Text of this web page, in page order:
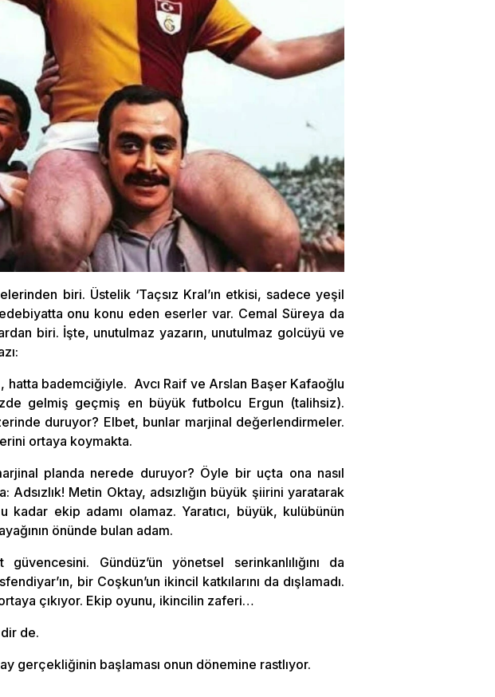
biri. Üstelik ‘Taçsız Kral’ın etkisi, sadece yeşil
onu konu eden eserler var. Cemal Süreya da
biri. İşte, unutulmaz yazarın, unutulmaz golcüyü ve
hatta bademciğiyle. Avcı Raif ve Arslan Başer Kafaoğlu
gelmiş geçmiş en büyük futbolcu Ergun (talihsiz).
duruyor? Elbet, bunlar marjinal değerlendirmeler.
ortaya koymakta.
planda nerede duruyor? Öyle bir uçta ona nasıl
Metin Oktay, adsızlığın büyük şiirini yaratarak
ekip adamı olamaz. Yaratıcı, büyük, kulübünün
önünde bulan adam.
güvencesini. Gündüz’ün yönetsel serinkanlılığını da
bir Coşkun’un ikincil katkılarını da dışlamadı.
çıkıyor. Ekip oyunu, ikincilin zaferi…
de.
gerçekliğinin başlaması onun dönemine rastlıyor.